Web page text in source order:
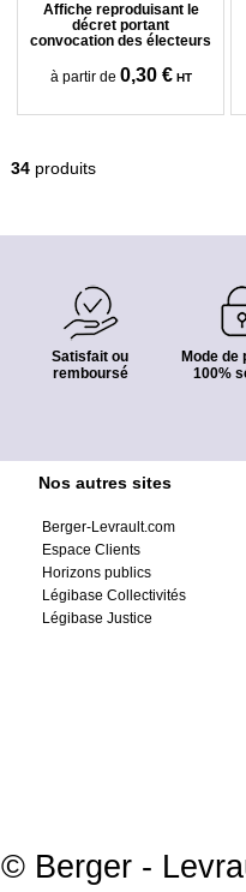
Affiche reproduisant le
décret portant
convocation des électeurs
à partir de 0,30 € HT
34 produits
Satisfait ou
remboursé
Mode de
100%
Nos autres sites
Berger-Levrault.com
Espace Clients
Horizons publics
Légibase Collectivités
Légibase Justice
© Berger -